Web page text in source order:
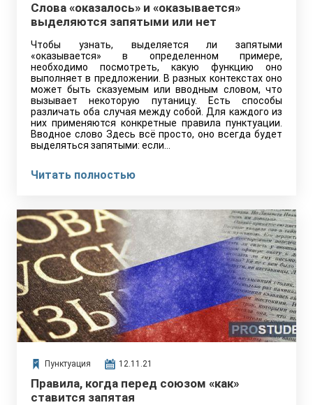
Слова «оказалось» и «оказывается»
выделяются запятыми или нет
Чтобы узнать, выделяется ли запятыми
«оказывается» в определенном примере,
необходимо посмотреть, какую функцию оно
выполняет в предложении. В разных контекстах оно
может быть сказуемым или вводным словом, что
вызывает некоторую путаницу. Есть способы
различать оба случая между собой. Для каждого из
них применяются конкретные правила пунктуации.
Вводное слово Здесь всё просто, оно всегда будет
выделяться запятыми: если…
Читать полностью
Пунктуация 12.11.21
Правила, когда перед союзом «как»
ставится запятая